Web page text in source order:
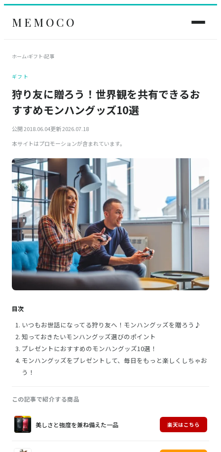
MEMOCO
ホーム›ギフト›記事
ギフト
狩り友に贈ろう！世界観を共有できるお
すすめモンハングッズ10選
公開 2018.06.04更新 2026.07.18
本サイトはプロモーションが含まれています。
目次
いつもお世話になってる狩り友へ！モンハングッズを贈ろう♪
知っておきたいモンハングッズ選びのポイント
プレゼントにおすすめのモンハングッズ10選！
モンハングッズをプレゼントして、毎日をもっと楽しくしちゃお
う！
この記事で紹介する商品
画
像
商
品
購
入
美しさと強度を兼ね備えた一品 楽天はこちら